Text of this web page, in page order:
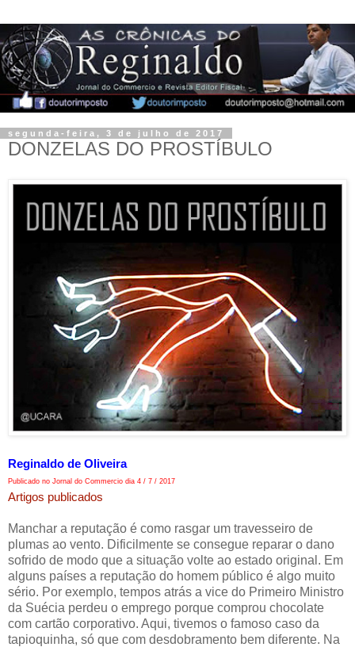
segunda-feira, 3 de julho de 2017
DONZELAS DO PROSTÍBULO
Reginaldo de Oliveira
Publicado no Jornal do Commercio dia 4 / 7 / 2017
Artigos publicados
Manchar a reputação é como rasgar um travesseiro de
plumas ao vento. Dificilmente se consegue reparar o dano
sofrido de modo que a situação volte ao estado original. Em
alguns países a reputação do homem público é algo muito
sério. Por exemplo, tempos atrás a vice do Primeiro Ministro
da Suécia perdeu o emprego porque comprou chocolate
com cartão corporativo. Aqui, tivemos o famoso caso da
tapioquinha, só que com desdobramento bem diferente. Na